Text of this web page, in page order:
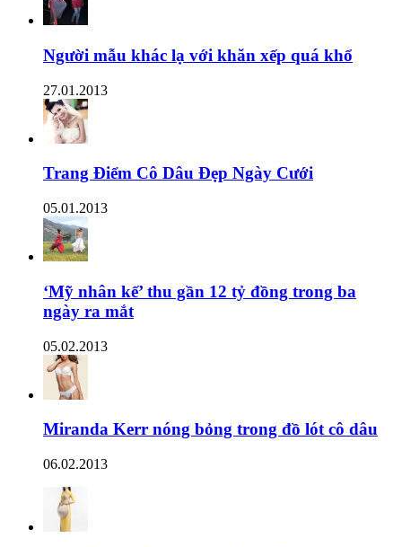
Người mẫu khác lạ với khăn xếp quá khổ
27.01.2013
Trang Điểm Cô Dâu Đẹp Ngày Cưới
05.01.2013
‘Mỹ nhân kế’ thu gần 12 tỷ đồng trong ba
ngày ra mắt
05.02.2013
Miranda Kerr nóng bỏng trong đồ lót cô dâu
06.02.2013